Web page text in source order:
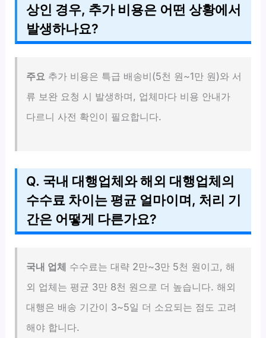
상인 경우, 추가 비용은 어떤 상황에서
발생하나요?
주요 추가 비용은 특급 배송비(5천 원~1만 원)와 서
류 보완 요청 시 발생하며, 업체마다 비용 안내가
다르니 사전 확인이 필요합니다.
Q. 국내 대행업체와 해외 대행업체의
수수료 차이는 평균 얼마이며, 처리 기
간은 어떻게 다른가요?
국내 업체 수수료는 대략 2만~3만 5천 원이고, 해
외 업체는 평균 3만 8천 원으로 더 높습니다. 해외
대행은 배송 기간이 3~5일 더 소요되는 점도 고려
해야 합니다.